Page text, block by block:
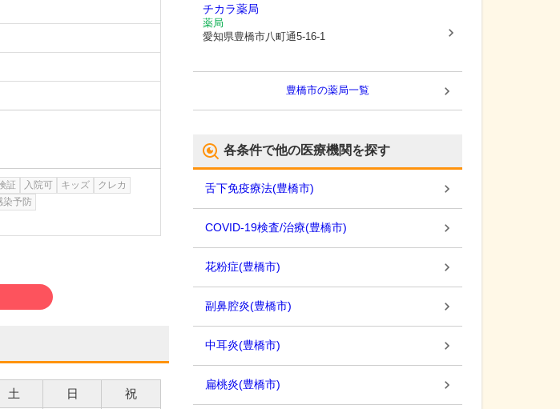
証 入院可 キッズ
クレカ
染予防
土 日 祝
チカラ薬局
薬局
愛知県豊橋市八町通5-16-1
豊橋市の薬局一覧
各条件で他の医療機関を探す
舌下免疫療法(豊橋市)
COVID-19検査/治療(豊橋市)
花粉症(豊橋市)
副鼻腔炎(豊橋市)
中耳炎(豊橋市)
扁桃炎(豊橋市)